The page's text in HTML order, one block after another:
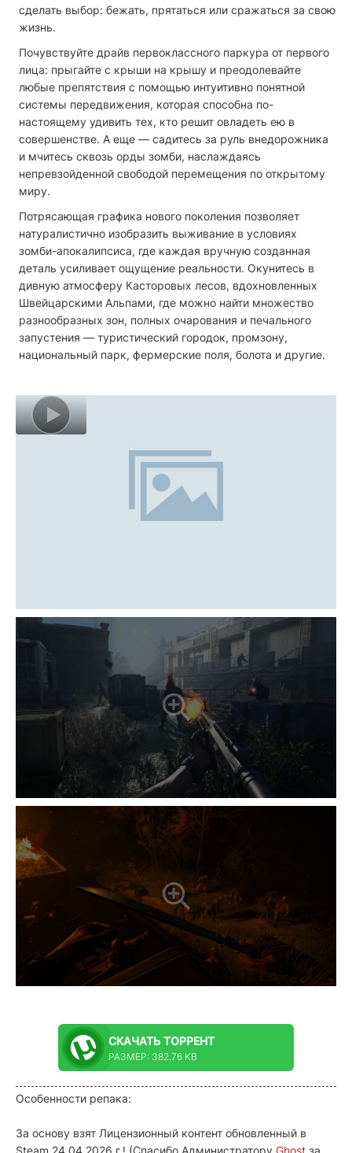
сделать выбор: бежать, прятаться или сражаться за свою
жизнь.
Почувствуйте драйв первоклассного паркура от первого
лица: прыгайте с крыши на крышу и преодолевайте
любые препятствия с помощью интуитивно понятной
системы передвижения, которая способна по-
настоящему удивить тех, кто решит овладеть ею в
совершенстве. А еще — садитесь за руль внедорожника
и мчитесь сквозь орды зомби, наслаждаясь
непревзойденной свободой перемещения по открытому
миру.
Потрясающая графика нового поколения позволяет
натуралистично изобразить выживание в условиях
зомби-апокалипсиса, где каждая вручную созданная
деталь усиливает ощущение реальности. Окунитесь в
дивную атмосферу Касторовых лесов, вдохновленных
Швейцарскими Альпами, где можно найти множество
разнообразных зон, полных очарования и печального
запустения — туристический городок, промзону,
национальный парк, фермерские поля, болота и другие.
СКАЧАТЬ ТОРРЕНТ
РАЗМЕР: 382.76 KB
Особенности репака:
За основу взят Лицензионный контент обновленный в
Steam 24.04.2026 г.! (Спасибо Администратору Ghost за